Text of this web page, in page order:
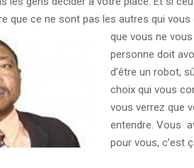
que ce ne sont pas les autres qui
que vous ne
personne doit
d’être un robot,
choix qui vous
vous verrez que
entendre. Vous
pour vous, c’est